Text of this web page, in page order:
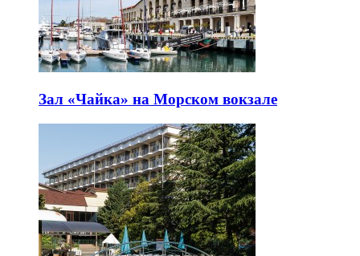
Зал «Чайка» на Морском вокзале